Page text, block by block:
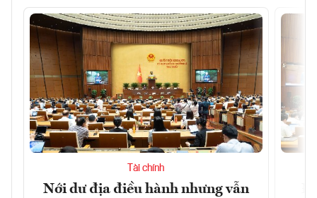
Tài chính
Nới dư địa điều hành nhưng vẫn